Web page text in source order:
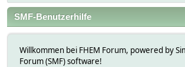
SMF-Benutzerhilfe
Willkommen bei FHEM Forum, powered by
Forum (SMF) software!